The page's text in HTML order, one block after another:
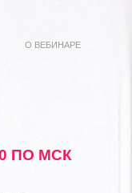
О ВЕБИНАРЕ
ПО МСК